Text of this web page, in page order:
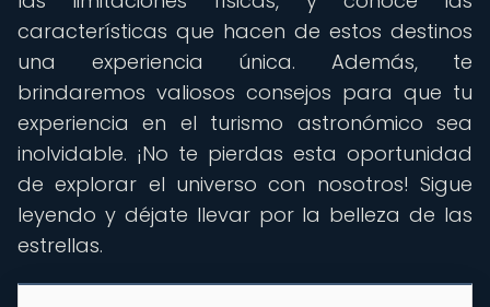
características que hacen de estos destinos
una experiencia única. Además, te
brindaremos valiosos consejos para que tu
experiencia en el turismo astronómico sea
inolvidable. ¡No te pierdas esta oportunidad
de explorar el universo con nosotros! Sigue
leyendo y déjate llevar por la belleza de las
estrellas.